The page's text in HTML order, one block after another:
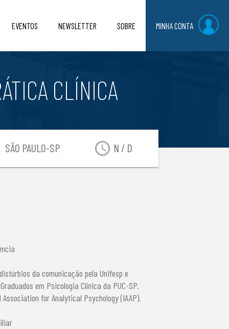
EVENTOS NEWSLETTER SOBRE MINHA CONTA
CLÍNICA
access_time N / D
SÃO PAULO-SP
da comunicação pela Unifesp e
em Psicologia Clínica da PUC-SP.
for Analytical Psychology (IAAP).